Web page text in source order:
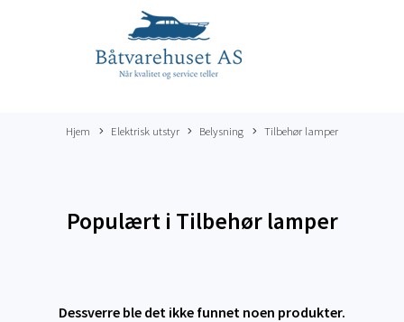
Hjem Elektrisk utstyr Belysning Tilbehør lamper
Populært i Tilbehør lamper
Dessverre ble det ikke funnet noen produkter.